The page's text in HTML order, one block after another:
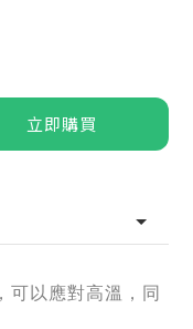
可以應對高溫，同